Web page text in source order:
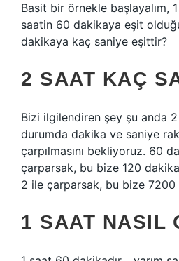
Basit bir örnekle başlayalım,
saatin 60 dakikaya eşit
dakikaya kaç saniye eşittir?
2 SAAT KAÇ
Bizi ilgilendiren şey şu anda 2
durumda dakika ve saniye
çarpılmasını bekliyoruz. 60
çarparsak, bu bize 120
2 ile çarparsak, bu bize 7200
1 SAAT NASIL